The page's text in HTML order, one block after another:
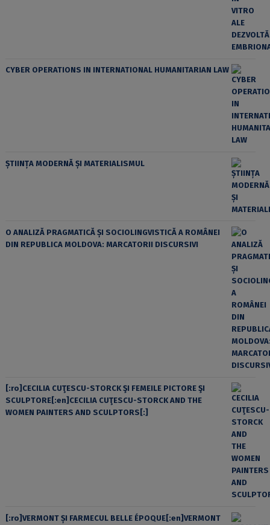
CYBER OPERATIONS IN INTERNATIONAL HUMANITARIAN LAW
ȘTIINȚA MODERNĂ ȘI MATERIALISMUL
O ANALIZĂ PRAGMATICĂ ȘI SOCIOLINGVISTICĂ A ROMÂNEI
DIN REPUBLICA MOLDOVA: MARCATORII DISCURSIVI
[:ro]CECILIA CUŢESCU-STORCK ŞI FEMEILE PICTORE ŞI
SCULPTORE[:en]CECILIA CUŢESCU-STORCK AND THE
WOMEN PAINTERS AND SCULPTORS[:]
[:ro]VERMONT ȘI FARMECUL BELLE ÉPOQUE[:en]VERMONT